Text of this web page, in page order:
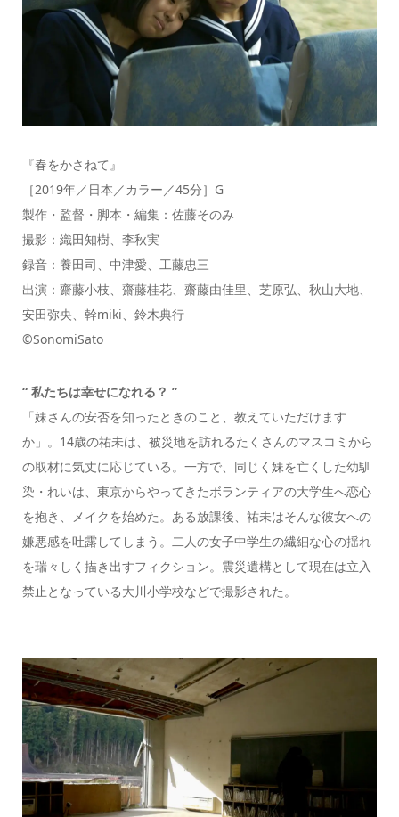
『春をかさねて』
［2019年／日本／カラー／45分］G
製作・監督・脚本・編集：佐藤そのみ
撮影：織田知樹、李秋実
録音：養田司、中津愛、工藤忠三
出演：齋藤小枝、齋藤桂花、齋藤由佳里、芝原弘、秋山大地、
安田弥央、幹miki、鈴木典行
©SonomiSato
“ 私たちは幸せになれる？ ”
「妹さんの安否を知ったときのこと、教えていただけます
か」。14歳の祐未は、被災地を訪れるたくさんのマスコミから
の取材に気丈に応じている。一方で、同じく妹を亡くした幼馴
染・れいは、東京からやってきたボランティアの大学生へ恋心
を抱き、メイクを始めた。ある放課後、祐未はそんな彼女への
嫌悪感を吐露してしまう。二人の女子中学生の繊細な心の揺れ
を瑞々しく描き出すフィクション。震災遺構として現在は立入
禁止となっている大川小学校などで撮影された。